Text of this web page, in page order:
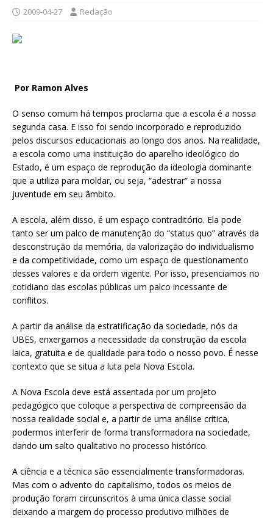
2009-04-27 Redação
Por Ramon Alves
O senso comum há tempos proclama que a escola é a nossa
segunda casa. E isso foi sendo incorporado e reproduzido
pelos discursos educacionais ao longo dos anos. Na realidade,
a escola como uma instituição do aparelho ideológico do
Estado, é um espaço de reprodução da ideologia dominante
que a utiliza para moldar, ou seja, “adestrar” a nossa
juventude em seu âmbito.
A escola, além disso, é um espaço contraditório. Ela pode
tanto ser um palco de manutenção do “status quo” através da
desconstrução da memória, da valorização do individualismo
e da competitividade, como um espaço de questionamento
desses valores e da ordem vigente. Por isso, presenciamos no
cotidiano das escolas públicas um palco incessante de
conflitos.
A partir da análise da estratificação da sociedade, nós da
UBES, enxergamos a necessidade da construção da escola
laica, gratuita e de qualidade para todo o nosso povo. É nesse
contexto que se situa a luta pela Nova Escola.
A Nova Escola deve está assentada por um projeto
pedagógico que coloque a perspectiva de compreensão da
nossa realidade social e, a partir de uma análise crítica,
podermos interferir de forma transformadora na sociedade,
dando um salto qualitativo no processo histórico.
A ciência e a técnica são essencialmente transformadoras.
Mas com o advento do capitalismo, todos os meios de
produção foram circunscritos à uma única classe social
deixando a margem do processo produtivo milhões de